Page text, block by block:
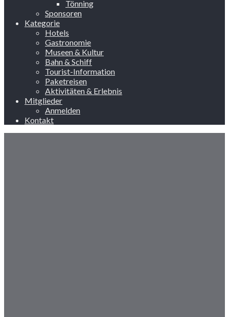
Tönning
Sponsoren
Kategorie
Hotels
Gastronomie
Museen & Kultur
Bahn & Schiff
Tourist-Information
Paketreisen
Aktivitäten & Erlebnis
Mitglieder
Anmelden
Kontakt